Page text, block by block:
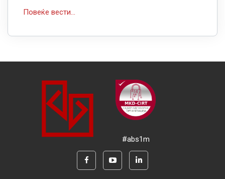
Повеќе вести...
#abs1m